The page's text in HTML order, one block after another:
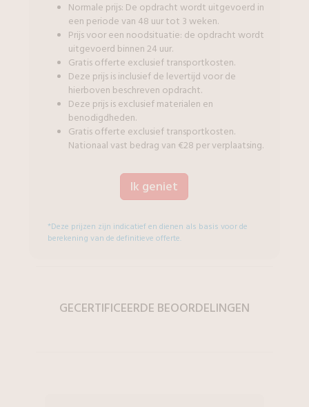
Normale prijs: De opdracht wordt uitgevoerd in
een periode van 48 uur tot 3 weken.
Prijs voor een noodsituatie: de opdracht wordt
uitgevoerd binnen 24 uur.
Gratis offerte exclusief transportkosten.
Deze prijs is inclusief de levertijd voor de
hierboven beschreven opdracht.
Deze prijs is exclusief materialen en
benodigdheden.
Gratis offerte exclusief transportkosten.
Nationaal vast bedrag van €28 per verplaatsing.
Ik geniet
*Deze prijzen zijn indicatief en dienen als basis voor de
berekening van de definitieve offerte.
GECERTIFICEERDE BEOORDELINGEN